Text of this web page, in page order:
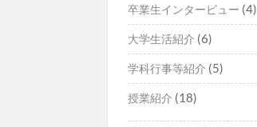
卒業生インタービュー (4)
大学生活紹介 (6)
学科行事等紹介 (5)
授業紹介 (18)